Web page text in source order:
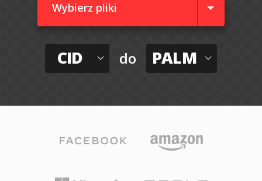
Wybierz pliki
CID do PALM